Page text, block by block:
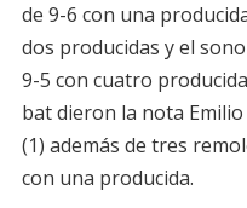
de 9-6 con una
dos producidas y el
9-5 con cuatro
bat dieron la nota
(1) además de tres
con una producida.